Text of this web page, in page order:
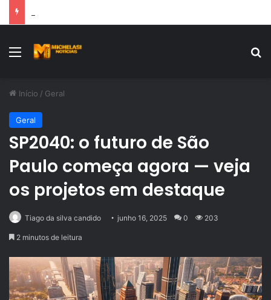
Menu
Início / Geral
Geral
SP2040: o futuro de São
Paulo começa agora — veja
os projetos em destaque
Tiago da silva candido junho 16, 2025 0 203
2 minutos de leitura